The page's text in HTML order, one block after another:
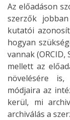
Az előadáson
szerzők
kutatói
hogyan
vannak (ORCID,
mellett az
növelésére
módjaira az
kerül, mi
archiválás a